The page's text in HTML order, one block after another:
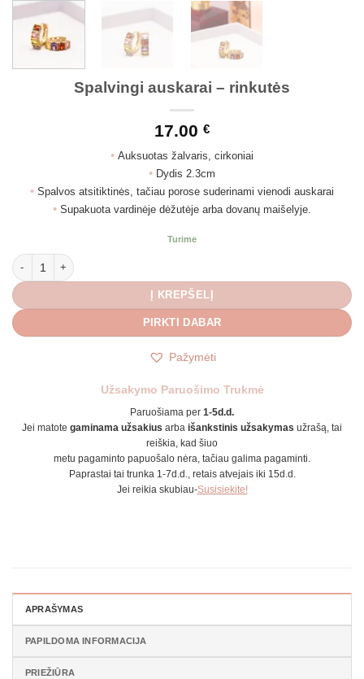
Spalvingi auskarai – rinkutės
17.00 €
• Auksuotas žalvaris, cirkoniai
• Dydis 2.3cm
• Spalvos atsitiktinės, tačiau porose suderinami vienodi auskarai
• Supakuota vardinėje dėžutėje arba dovanų maišelyje.
Turime
produkto kiekis: Spalvingi auskarai - rinkutės
Į KREPŠELĮ
PIRKTI DABAR
Pažymėti
Užsakymo Paruošimo Trukmė
Paruošiama per 1-5d.d.
Jei matote gaminama užsakius arba išankstinis užsakymas užrašą, tai
reiškia, kad šiuo
metu pagaminto papuošalo nėra, tačiau galima pagaminti.
Paprastai tai trunka 1-7d.d., retais atvejais iki 15d.d.
Jei reikia skubiau-Susisiekite!
APRAŠYMAS
PAPILDOMA INFORMACIJA
PRIEŽIŪRA